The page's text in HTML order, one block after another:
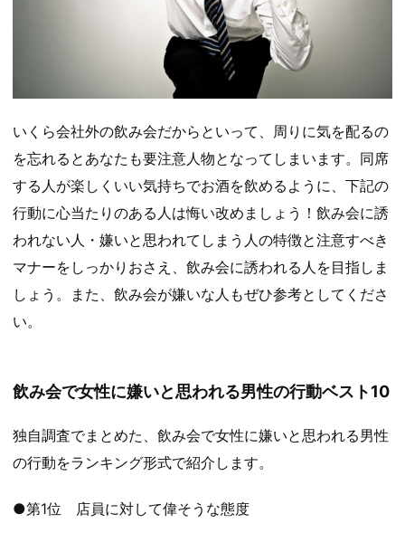
いくら会社外の飲み会だからといって、周りに気を配るの
を忘れるとあなたも要注意人物となってしまいます。同席
する人が楽しくいい気持ちでお酒を飲めるように、下記の
行動に心当たりのある人は悔い改めましょう！飲み会に誘
われない人・嫌いと思われてしまう人の特徴と注意すべき
マナーをしっかりおさえ、飲み会に誘われる人を目指しま
しょう。また、飲み会が嫌いな人もぜひ参考としてくださ
い。
飲み会で女性に嫌いと思われる男性の行動ベスト10
独自調査でまとめた、飲み会で女性に嫌いと思われる男性
の行動をランキング形式で紹介します。
●第1位 店員に対して偉そうな態度